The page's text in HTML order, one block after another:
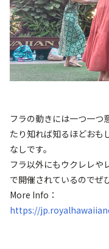
フラの動きには一つ一つ
たり知れば知るほどおも
なしです。
フラ以外にもウクレレや
で開催されているのでぜ
More Info：
https://